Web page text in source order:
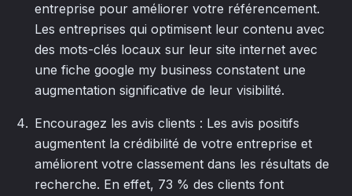
entreprise pour améliorer votre référencement.
Les entreprises qui optimisent leur contenu avec
des mots-clés locaux sur leur site internet avec
une fiche google my business constatent une
augmentation significative de leur visibilité.
Encouragez les avis clients : Les avis positifs
augmentent la crédibilité de votre entreprise et
améliorent votre classement dans les résultats de
recherche. En effet, 73 % des clients font